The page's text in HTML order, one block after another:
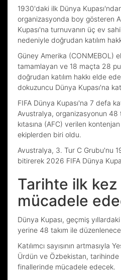
1930'daki ilk Dünya
organizasyonda boy gösteren
Kupası'na turnuvanın üç ev
nedeniyle doğrudan katılım
Güney Amerika (CONMEBOL)
tamamlayan ve 18 maçta 28
doğrudan katılım hakkı elde
dokuzuncu Dünya Kupası'na
FIFA Dünya Kupası'na 7 defa
Avustralya, organizasyonun 48
kıtasına (AFC) verilen
ekiplerden biri oldu.
Avustralya, 3. Tur C Grubu'nu
bitirerek 2026 FIFA Dünya
Tarihte ilk
mücadele
Dünya Kupası, geçmiş
yerine 48 takım ile
Katılımcı sayısının artmasıyla
Ürdün ve Özbekistan, tarihinde
finallerinde mücadele edecek.